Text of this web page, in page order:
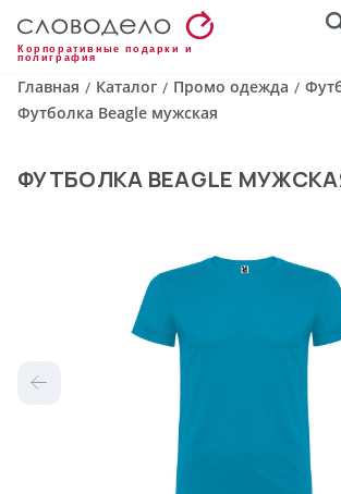
Корпоративные подарки и
полиграфия
Главная / Каталог / Промо одежда /
Футболка Beagle мужская
ФУТБОЛКА BEAGLE